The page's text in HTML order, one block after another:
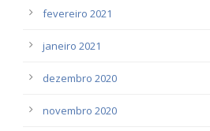
fevereiro 2021
janeiro 2021
dezembro 2020
novembro 2020